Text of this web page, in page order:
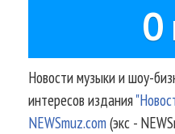
О
Новости музыки и шоу-
интересов издания
NEWSmuz.com(экс -